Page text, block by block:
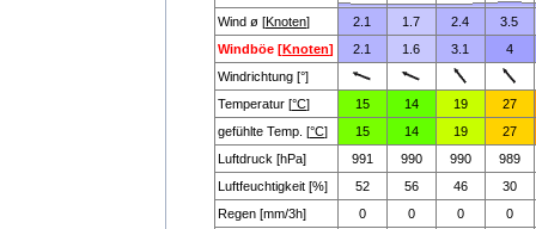
Wind ø [Knoten] 2.1 1.7 2.4
3.5
Windböe [Knoten] 2.1 1.6 3.1
4
Windrichtung [°]
Temperatur [°C] 15 14 19
27
gefühlte Temp. [°C] 15 14 19
27
Luftdruck [hPa]
991 990 990
989
Luftfeuchtigkeit [%]
52 56 46
30
Regen [mm/3h]
0 0 0
0